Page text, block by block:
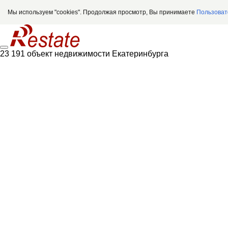
Мы используем "cookies". Продолжая просмотр, Вы принимаете
23 191 объект недвижимости Екатеринбурга